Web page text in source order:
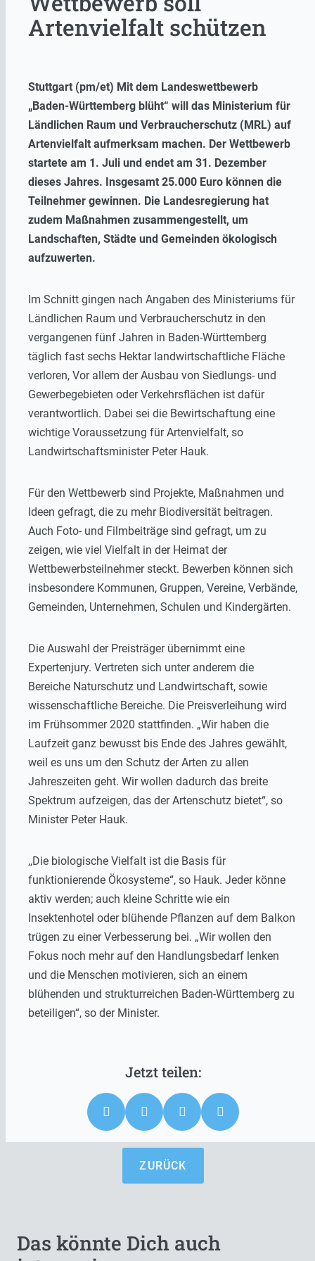
Artenvielfalt schützen
Stuttgart (pm/et) Mit dem Landeswettbewerb
„Baden-Württemberg blüht“ will das Ministerium für
Ländlichen Raum und Verbraucherschutz (MRL) auf
Artenvielfalt aufmerksam machen. Der Wettbewerb
startete am 1. Juli und endet am 31. Dezember
dieses Jahres. Insgesamt 25.000 Euro können die
Teilnehmer gewinnen. Die Landesregierung hat
zudem Maßnahmen zusammengestellt, um
Landschaften, Städte und Gemeinden ökologisch
aufzuwerten.
Im Schnitt gingen nach Angaben des Ministeriums für
Ländlichen Raum und Verbraucherschutz in den
vergangenen fünf Jahren in Baden-Württemberg
täglich fast sechs Hektar landwirtschaftliche Fläche
verloren, Vor allem der Ausbau von Siedlungs- und
Gewerbegebieten oder Verkehrsflächen ist dafür
verantwortlich. Dabei sei die Bewirtschaftung eine
wichtige Voraussetzung für Artenvielfalt, so
Landwirtschaftsminister Peter Hauk.
Für den Wettbewerb sind Projekte, Maßnahmen und
Ideen gefragt, die zu mehr Biodiversität beitragen.
Auch Foto- und Filmbeiträge sind gefragt, um zu
zeigen, wie viel Vielfalt in der Heimat der
Wettbewerbsteilnehmer steckt. Bewerben können sich
insbesondere Kommunen, Gruppen, Vereine, Verbände,
Gemeinden, Unternehmen, Schulen und Kindergärten.
Die Auswahl der Preisträger übernimmt eine
Expertenjury. Vertreten sich unter anderem die
Bereiche Naturschutz und Landwirtschaft, sowie
wissenschaftliche Bereiche. Die Preisverleihung wird
im Frühsommer 2020 stattfinden. „Wir haben die
Laufzeit ganz bewusst bis Ende des Jahres gewählt,
weil es uns um den Schutz der Arten zu allen
Jahreszeiten geht. Wir wollen dadurch das breite
Spektrum aufzeigen, das der Artenschutz bietet“, so
Minister Peter Hauk.
,,Die biologische Vielfalt ist die Basis für
funktionierende Ökosysteme“, so Hauk. Jeder könne
aktiv werden; auch kleine Schritte wie ein
Insektenhotel oder blühende Pflanzen auf dem Balkon
trügen zu einer Verbesserung bei. „Wir wollen den
Fokus noch mehr auf den Handlungsbedarf lenken
und die Menschen motivieren, sich an einem
blühenden und strukturreichen Baden-Württemberg zu
beteiligen“, so der Minister.
ZURÜCK
Das könnte Dich auch